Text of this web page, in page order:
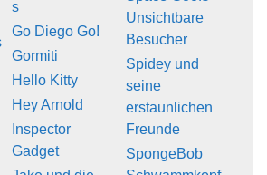
s
Go Diego Go!
Gormiti
Hello Kitty
Hey Arnold
Inspector
Gadget
Unsichtbare
Besucher
Spidey und
seine
erstaunlichen
Freunde
SpongeBob